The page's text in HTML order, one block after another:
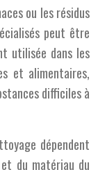
ou les résidus
peut être
utilisée dans les
et alimentaires,
difficiles à
dépendent
du matériau du